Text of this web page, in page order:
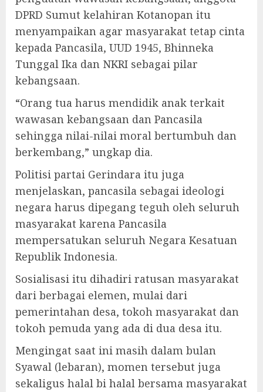
DPRD Sumut kelahiran Kotanopan itu
menyampaikan agar masyarakat tetap cinta
kepada Pancasila, UUD 1945, Bhinneka
Tunggal Ika dan NKRI sebagai pilar
kebangsaan.
“Orang tua harus mendidik anak terkait
wawasan kebangsaan dan Pancasila
sehingga nilai-nilai moral bertumbuh dan
berkembang,” ungkap dia.
Politisi partai Gerindara itu juga
menjelaskan, pancasila sebagai ideologi
negara harus dipegang teguh oleh seluruh
masyarakat karena Pancasila
mempersatukan seluruh Negara Kesatuan
Republik Indonesia.
Sosialisasi itu dihadiri ratusan masyarakat
dari berbagai elemen, mulai dari
pemerintahan desa, tokoh masyarakat dan
tokoh pemuda yang ada di dua desa itu.
Mengingat saat ini masih dalam bulan
Syawal (lebaran), momen tersebut juga
sekaligus halal bi halal bersama masyarakat